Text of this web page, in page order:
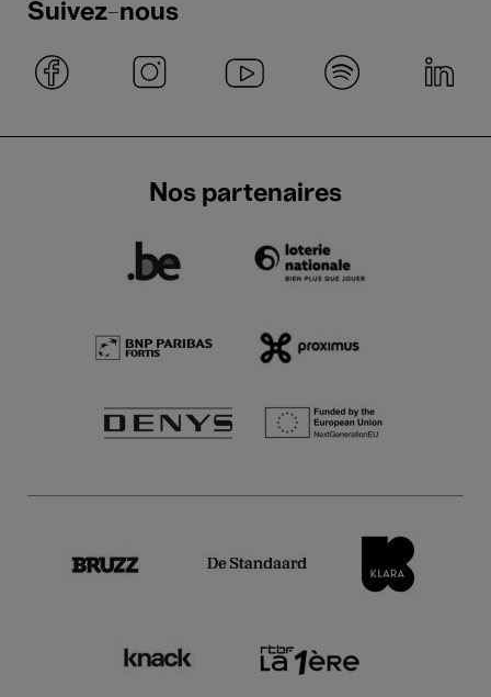
Suivez-nous
Nos partenaires